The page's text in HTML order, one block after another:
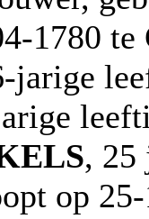
1780
jarige
, 25
op